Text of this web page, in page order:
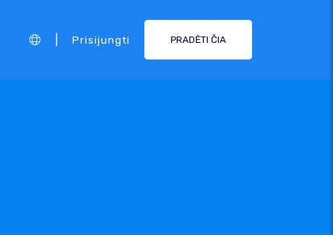
Prisijungti PRADĖTI ČIA